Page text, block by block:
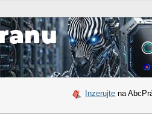
Inzerujte na